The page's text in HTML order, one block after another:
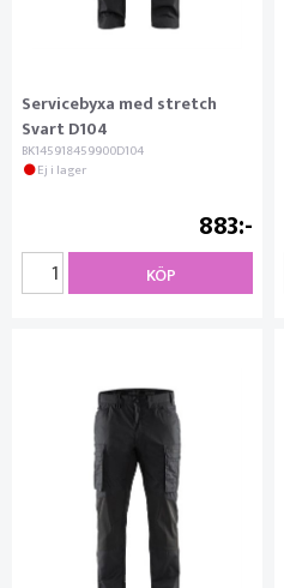
Servicebyxa med stretch
Svart D104
BK145918459900D104
Ej i lager
883
KÖP